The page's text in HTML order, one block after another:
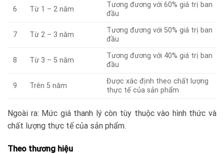
6 Từ 1 – 2 năm
Tương đương với 60% giá trị ban
đầu
7 Từ 2 – 3 năm
Tương đương với 50% giá trị ban
đầu
8 Từ 3 – 5 năm
Tương đương với 40% giá trị ban
đầu
9 Trên 5 năm
Được xác định theo chất lượng
thực tế của sản phẩm
Ngoài ra: Mức giá thanh lý còn tùy thuộc vào hình thức và
chất lượng thực tế của sản phẩm.
Theo thương hiệu